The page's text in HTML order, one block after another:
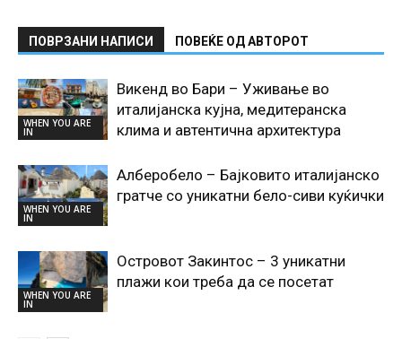
ПОВРЗАНИ НАПИСИ ПОВЕЌЕ ОД АВТОРОТ
WHEN YOU ARE
IN
Викенд во Бари – Уживање во
италијанска кујна, медитеранска
клима и автентична архитектура
WHEN YOU ARE
IN
Алберобело – Бајковито италијанско
гратче со уникатни бело-сиви куќички
WHEN YOU ARE
IN
Островот Закинтос – 3 уникатни
плажи кои треба да се посетат